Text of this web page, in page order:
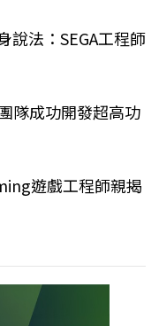
說法：SEGA工程師
隊成功開發超高功
遊戲工程師親揭